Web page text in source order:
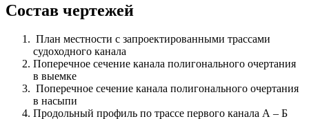
Состав чертежей
План местности с запроектированными трассами
судоходного канала
Поперечное сечение канала полигонального очертания
в выемке
Поперечное сечение канала полигонального очертания
в насыпи
Продольный профиль по трассе первого канала А ‒ Б